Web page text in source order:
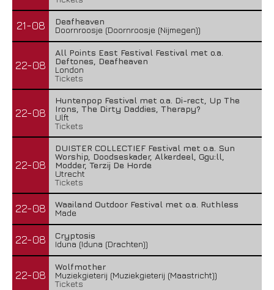
21-08
Deafheaven
Doornroosje (Doornroosje (Nijmegen))
22-08
All Points East Festival Festival met o.a.
Deftones, Deafheaven
London
Tickets
22-08
Huntenpop Festival met o.a. Di-rect, Up The
Irons, The Dirty Daddies, Therapy?
Ulft
Tickets
22-08
DUISTER COLLECTIEF Festival met o.a. Sun
Worship, Doodseskader, Alkerdeel, Ggu:ll,
Modder, Terzij De Horde
Utrecht
Tickets
22-08
Waailand Outdoor Festival met o.a. Ruthless
Made
22-08
Cryptosis
Iduna (Iduna (Drachten))
22-08
Wolfmother
Muziekgieterij (Muziekgieterij (Maastricht))
Tickets